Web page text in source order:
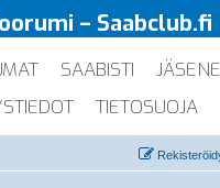
– Saabclub.fi
SAABISTI
TIETOSUOJA